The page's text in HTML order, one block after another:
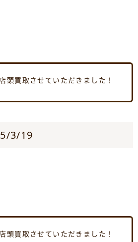
買取させていただきました！
3/19
買取させていただきました！